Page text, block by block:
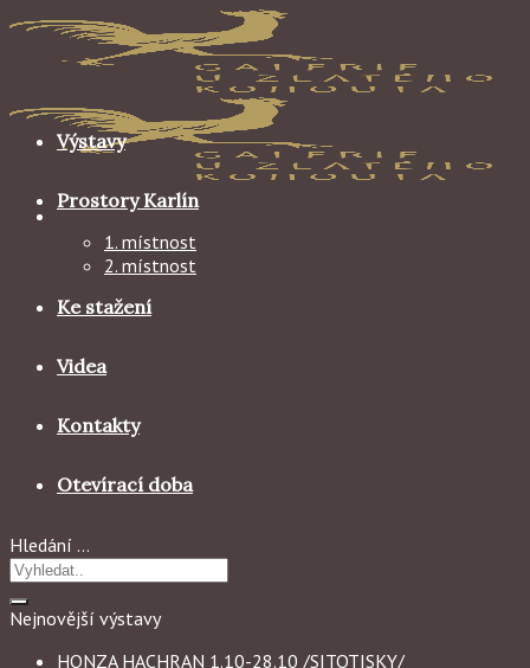
Skip
content
Výstavy
Prostory Karlín
1. místnost
2. místnost
Ke stažení
Videa
Kontakty
Otevírací doba
Hledání …
Nejnovější výstavy
HONZA HACHRAN 1.10-28.10 /SITOTISKY/